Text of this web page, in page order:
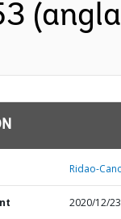
Ridao-
2020/12/23